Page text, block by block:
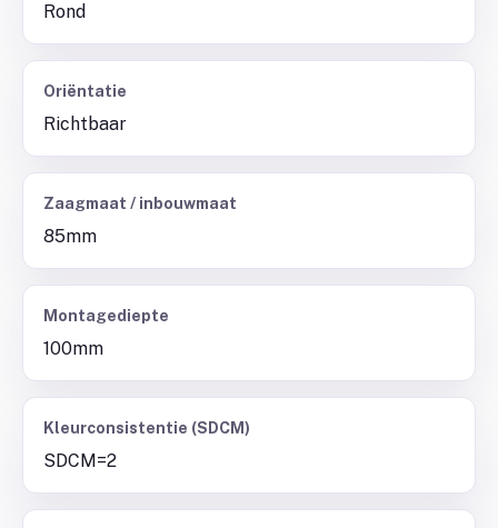
Rond
Oriëntatie
Richtbaar
Zaagmaat / inbouwmaat
85mm
Montagediepte
100mm
Kleurconsistentie (SDCM)
SDCM=2